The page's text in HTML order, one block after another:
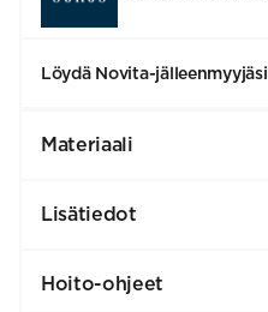
Löydä Novita-jälleenmyyjäsi
Materiaali
Lisätiedot
Hoito-ohjeet